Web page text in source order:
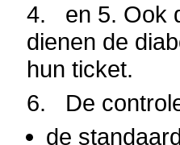
4. en 5. Ook
dienen de
hun ticket.
6.
De
de